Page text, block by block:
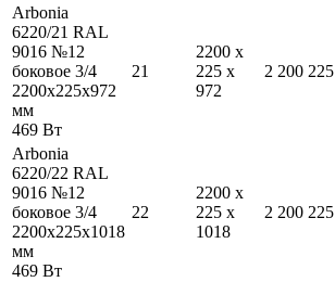
Arbonia
6220/21 RAL
9016 №12
боковое 3/4
2200x225x972
мм
469 Вт
21
2200 x
225 x
972
2 200 225
Arbonia
6220/22 RAL
9016 №12
боковое 3/4
2200x225x1018
мм
469 Вт
22
2200 x
225 x
1018
2 200 225